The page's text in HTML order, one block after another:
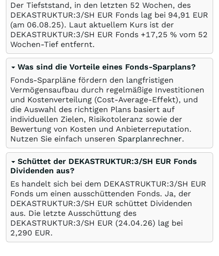
Der Tiefststand, in den letzten 52 Wochen, des
DEKASTRUKTUR:3/SH EUR Fonds lag bei 94,91 EUR
(am 06.08.25). Laut aktuellem Kurs ist der
DEKASTRUKTUR:3/SH EUR Fonds +17,25 % vom 52
Wochen-Tief entfernt.
Was sind die Vorteile eines Fonds-Sparplans?
Fonds-Sparpläne fördern den langfristigen
Vermögensaufbau durch regelmäßige Investitionen
und Kostenverteilung (Cost-Average-Effekt), und
die Auswahl des richtigen Plans basiert auf
individuellen Zielen, Risikotoleranz sowie der
Bewertung von Kosten und Anbieterreputation.
Nutzen Sie einfach unseren Sparplanrechner.
Schüttet der DEKASTRUKTUR:3/SH EUR Fonds
Dividenden aus?
Es handelt sich bei dem DEKASTRUKTUR:3/SH EUR
Fonds um einen ausschüttenden Fonds. Ja, der
DEKASTRUKTUR:3/SH EUR schüttet Dividenden
aus. Die letzte Ausschüttung des
DEKASTRUKTUR:3/SH EUR (24.04.26) lag bei
2,290 EUR.